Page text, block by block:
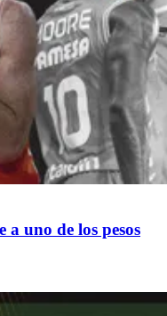
a uno de los pesos